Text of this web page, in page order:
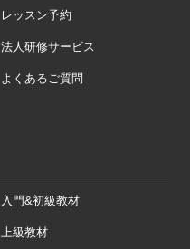
レッスン予約
法人研修サービス
よくあるご質問
入門&初級教材
上級教材